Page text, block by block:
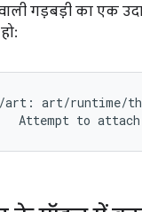
गड़बड़ी का एक
art: art/runtime/
Attempt to